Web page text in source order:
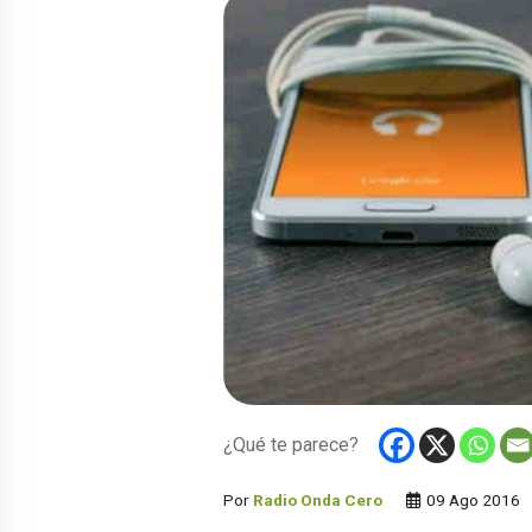
¿Qué te parece?
Por Radio Onda Cero 09 Ago 2016